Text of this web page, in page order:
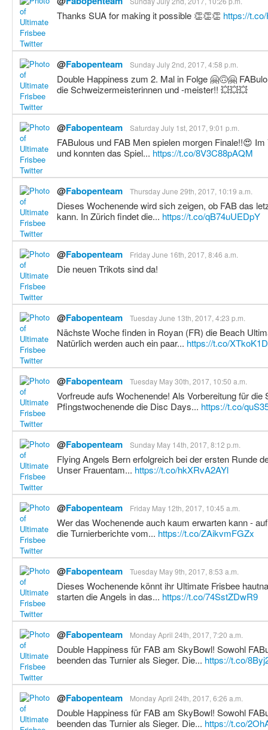
Thanks SUA for making it possible 👏👏👏 https://
@Fabopenteam Sunday July 2nd, 2017, 4:58 p.m.
Double Happiness zum 2. Mal in Folge 🤗🙃🤗
die Schweizermeisterinnen und -meister!! 💥💥💥
@Fabopenteam Saturday July 1st, 2017, 9:01 p.m.
FABulous und FAB Men spielen morgen Finale!!😍
und konnten das Spiel... https://t.co/8V3C88pAQM
@Fabopenteam Thursday June 29th, 2017, 10:19 a.m.
Dieses Wochenende wird sich zeigen, ob FAB das
kann. In Zürich findet die... https://t.co/qB74uUEDpY
@Fabopenteam Friday June 16th, 2017, 8:46 a.m.
Die neuen Trikots sind da!
@Fabopenteam Tuesday June 13th, 2017, 4:23 p.m.
Nächste Woche finden in Royan (FR) die Beach
Natürlich werden auch ein paar... https://t.co/
@Fabopenteam Tuesday May 30th, 2017, 10:50 a.m.
Vorfreude aufs Wochenende! Als Vorbereitung für
Pfingstwochenende die Disc Days... https://t.co/
@Fabopenteam Sunday May 14th, 2017, 8:12 p.m.
Flying Angels Bern erfolgreich bei der ersten Runde
Unser Frauentam... https://t.co/hkXRvA2AYl
@Fabopenteam Friday May 12th, 2017, 10:45 a.m.
Wer das Wochenende auch kaum erwarten kann -
die Turnierberichte vom... https://t.co/ZAikvmFGZx
@Fabopenteam Tuesday May 9th, 2017, 8:53 a.m.
Dieses Wochenende könnt ihr Ultimate Frisbee
starten die Angels in das... https://t.co/74SstZDwR9
@Fabopenteam Monday April 24th, 2017, 7:20 a.m.
Double Happiness für FAB am SkyBowl! Sowohl
beenden das Turnier als Sieger. Die... https://t.co/
@Fabopenteam Monday April 24th, 2017, 6:26 a.m.
Double Happiness für FAB am SkyBowl! Sowohl
beenden das Turnier als Sieger. Die... https://t.co/